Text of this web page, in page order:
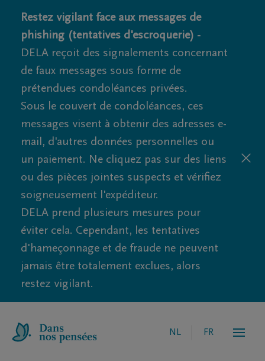
Restez vigilant face aux messages de
phishing (tentatives d'escroquerie) -
DELA reçoit des signalements concernant
de faux messages sous forme de
prétendues condoléances privées.
Sous le couvert de condoléances, ces
messages visent à obtenir des adresses e-
mail, d'autres données personnelles ou
un paiement. Ne cliquez pas sur des liens
ou des pièces jointes suspects et vérifiez
soigneusement l'expéditeur.
DELA prend plusieurs mesures pour
éviter cela. Cependant, les tentatives
d'hameçonnage et de fraude ne peuvent
jamais être totalement exclues, alors
restez vigilant.
NL FR